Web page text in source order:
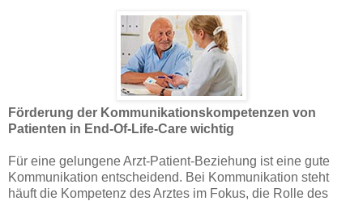
Förderung der Kommunikationskompetenzen von
Patienten in End-Of-Life-Care wichtig
Für eine gelungene Arzt-Patient-Beziehung ist eine gute
Kommunikation entscheidend. Bei Kommunikation steht
häuft die Kompetenz des Arztes im Fokus, die Rolle des